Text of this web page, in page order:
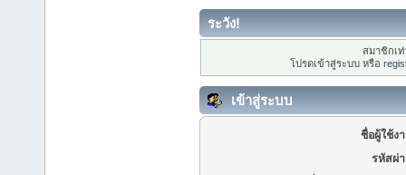
ระวัง!
สมาชิกเ
โปรดเข้าสู่ระบบ หรือ
เข้าสู่ระบบ
ชื่อผู้ใช้ง
รหัสผ่